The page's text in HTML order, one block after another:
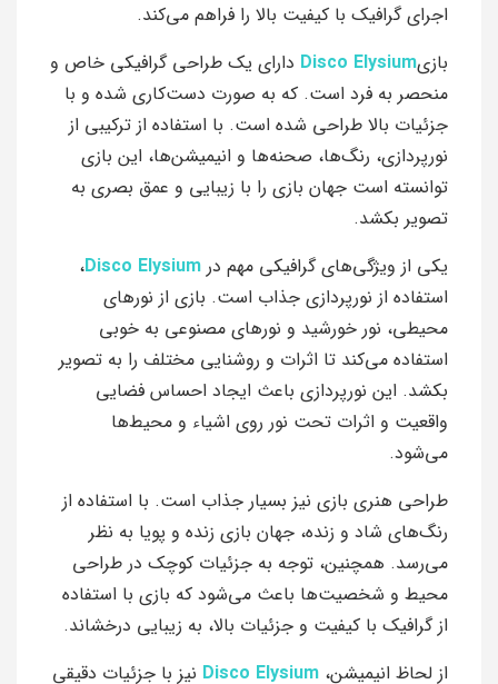
اجرای گرافیک با کیفیت بالا را فراهم می‌کند.
بازیDisco Elysium دارای یک طراحی گرافیکی خاص و
منحصر به فرد است. که به صورت دست‌کاری شده و با
جزئیات بالا طراحی شده است. با استفاده از ترکیبی از
نورپردازی، رنگ‌ها، صحنه‌ها و انیمیشن‌ها، این بازی
توانسته است جهان بازی را با زیبایی و عمق بصری به
تصویر بکشد.
یکی از ویژگی‌های گرافیکی مهم در Disco Elysium،
استفاده از نورپردازی جذاب است. بازی از نورهای
محیطی، نور خورشید و نور‌های مصنوعی به خوبی
استفاده می‌کند تا اثرات و روشنایی مختلف را به تصویر
بکشد. این نورپردازی باعث ایجاد احساس فضایی
واقعیت و اثرات تحت نور روی اشیاء و محیط‌ها
می‌شود.
طراحی هنری بازی نیز بسیار جذاب است. با استفاده از
رنگ‌های شاد و زنده، جهان بازی زنده و پویا به نظر
می‌رسد. همچنین، توجه به جزئیات کوچک در طراحی
محیط و شخصیت‌ها باعث می‌شود که بازی با استفاده
از گرافیک با کیفیت و جزئیات بالا، به زیبایی درخشاند.
از لحاظ انیمیشن، Disco Elysium نیز با جزئیات دقیقی